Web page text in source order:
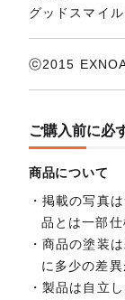
グッドスマイ
ⓒ2015
ご購入前に必
商品について
掲載の写真
品とは一部仕
商品の塗装
に多少の差
製品は自立